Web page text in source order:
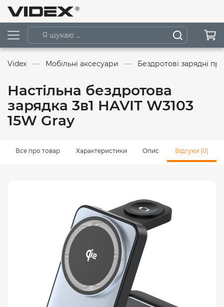
Videx Мобільні аксесуари Бездротові зарядні
Настільна бездротова
зарядка 3в1 HAVIT W3103
15W Gray
Все про товар Характеристики Опис Відгуки (0)